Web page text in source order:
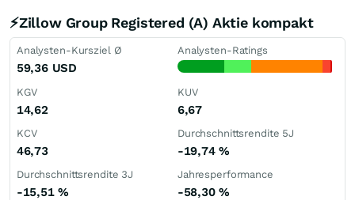
⚡Zillow Group Registered (A) Aktie kompakt
Analysten-Kursziel Ø
59,36 USD
Analysten-Ratings
KGV
14,62
KUV
6,67
KCV
46,73
Durchschnittsrendite 5J
-19,74 %
Durchschnittsrendite 3J
-15,51 %
Jahresperformance
-58,30 %